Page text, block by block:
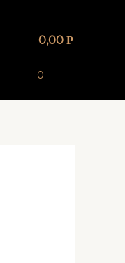
0,00 Р
0